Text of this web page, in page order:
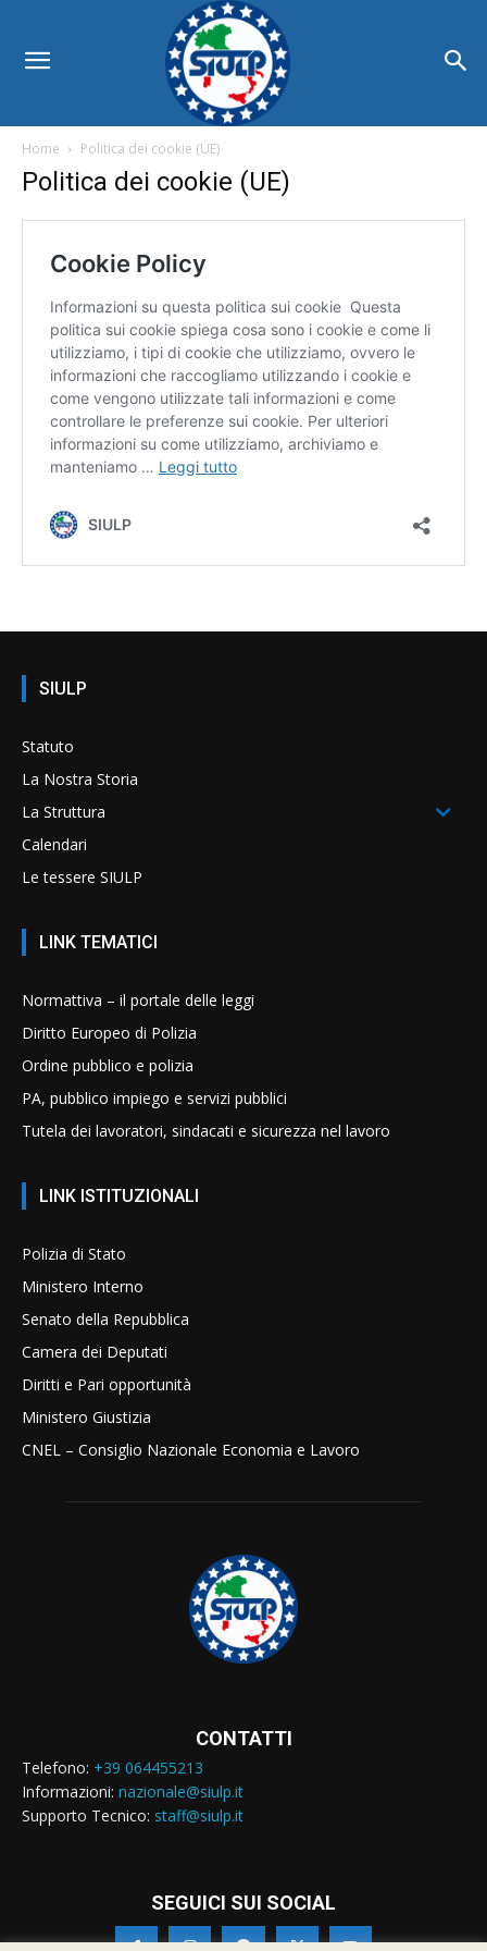
Home Politica dei cookie (UE)
Politica dei cookie (UE)
SIULP
Statuto
La Nostra Storia
La Struttura
Calendari
Le tessere SIULP
LINK TEMATICI
Normattiva – il portale delle leggi
Diritto Europeo di Polizia
Ordine pubblico e polizia
PA, pubblico impiego e servizi pubblici
Tutela dei lavoratori, sindacati e sicurezza nel lavoro
LINK ISTITUZIONALI
Polizia di Stato
Ministero Interno
Senato della Repubblica
Camera dei Deputati
Diritti e Pari opportunità
Ministero Giustizia
CNEL – Consiglio Nazionale Economia e Lavoro
CONTATTI
Telefono: +39 064455213
Informazioni: nazionale@siulp.it
Supporto Tecnico: staff@siulp.it
SEGUICI SUI SOCIAL